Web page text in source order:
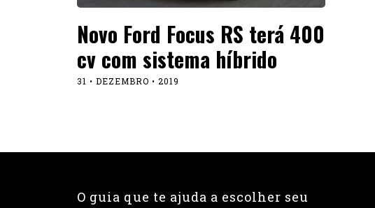
Novo Ford Focus RS terá 400
cv com sistema híbrido
31 • DEZEMBRO • 2019
O guia que te ajuda a escolher seu